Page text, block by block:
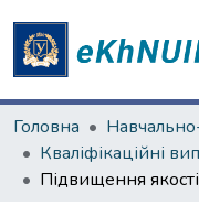
Головна